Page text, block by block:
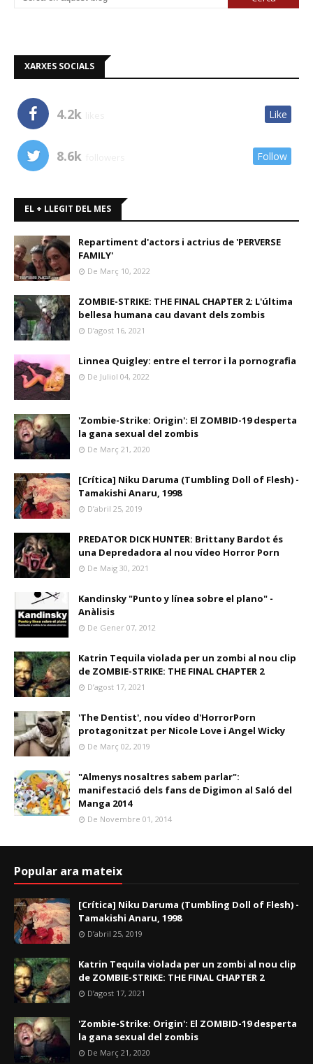
XARXES SOCIALS
4.2k Like
8.6k Follow
EL + LLEGIT DEL MES
Repartiment d'actors i actrius de 'PERVERSE
FAMILY'
De Març 10, 2022
ZOMBIE-STRIKE: THE FINAL CHAPTER 2: L'última
bellesa humana cau davant dels zombis
D’agost 16, 2021
Linnea Quigley: entre el terror i la pornografia
De Juliol 04, 2022
'Zombie-Strike: Origin': El ZOMBID-19 desperta
la gana sexual del zombis
De Març 21, 2020
[Crítica] Niku Daruma (Tumbling Doll of Flesh) -
Tamakishi Anaru, 1998
D’abril 25, 2019
PREDATOR DICK HUNTER: Brittany Bardot és
una Depredadora al nou vídeo Horror Porn
De Maig 30, 2021
Kandinsky "Punto y línea sobre el plano" -
Anàlisis
De Gener 07, 2012
Katrin Tequila violada per un zombi al nou clip
de ZOMBIE-STRIKE: THE FINAL CHAPTER 2
D’agost 17, 2021
'The Dentist', nou vídeo d'HorrorPorn
protagonitzat per Nicole Love i Angel Wicky
De Març 02, 2019
"Almenys nosaltres sabem parlar":
manifestació dels fans de Digimon al Saló del
Manga 2014
De Novembre 01, 2014
Popular ara mateix
[Crítica] Niku Daruma (Tumbling Doll of Flesh) -
Tamakishi Anaru, 1998
D’abril 25, 2019
Katrin Tequila violada per un zombi al nou clip
de ZOMBIE-STRIKE: THE FINAL CHAPTER 2
D’agost 17, 2021
'Zombie-Strike: Origin': El ZOMBID-19 desperta
la gana sexual del zombis
De Març 21, 2020